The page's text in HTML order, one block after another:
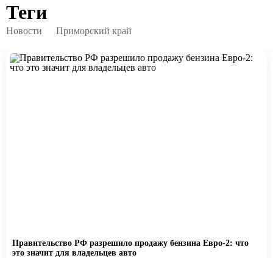
Теги
Новости Приморский край
Правительство РФ разрешило продажу бензина Евро-2: что
это значит для владельцев авто